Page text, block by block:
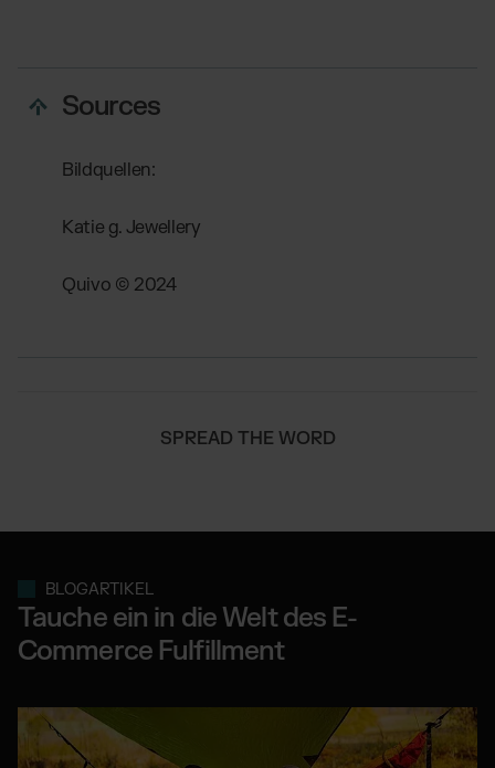
Sources
Bildquellen:
Katie g. Jewellery
Quivo © 2024
SPREAD THE WORD
BLOGARTIKEL
Tauche ein in die Welt des E-
Commerce Fulfillment